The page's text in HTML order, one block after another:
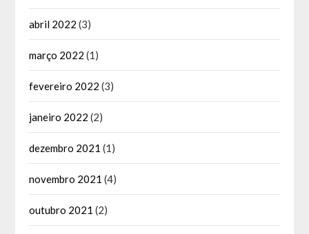
abril 2022 (3)
março 2022 (1)
fevereiro 2022 (3)
janeiro 2022 (2)
dezembro 2021 (1)
novembro 2021 (4)
outubro 2021 (2)